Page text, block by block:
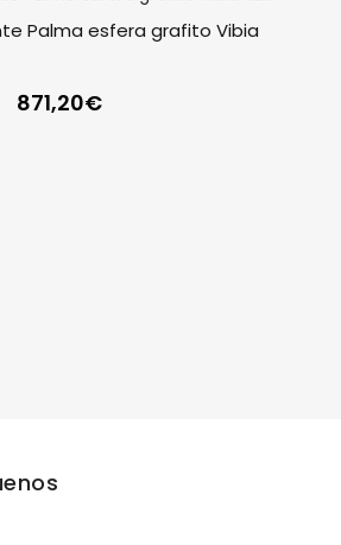
Palma esfera grafito Vibia
871,20€